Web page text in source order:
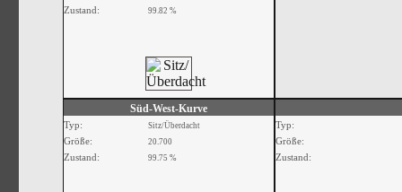
Zustand: 99.82 %
Süd-West-Kurve
Typ: Sitz/Überdacht
Größe: 20.700
Zustand: 99.75 %
Typ:
Größe:
Zustand: